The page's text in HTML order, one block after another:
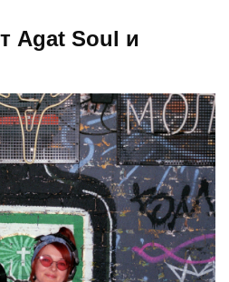
Agat Soul и